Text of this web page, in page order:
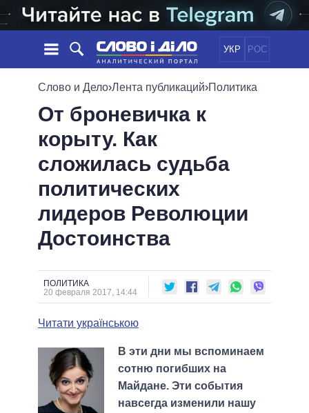
УКР РОС
НОВОСТИ
ЛЕНТА
СОБЫТИЯ
СТАТЬИ
ОБЗОРЫ
ДАЙДЖЕСТЫ
ПОЛИТИКА
ОБЩЕСТВО
МИР
ОБЕЩАНИЯ
ПОЛИТИКИ
ПРЕЗИДЕНТ И ОФИС
ВЕРХОВНАЯ РАДА
КАБИНЕТ МИНИСТРОВ
МЭРЫ
ВСЕ ПЕРСОНЫ
ИНФОГРАФИКА
ВИДЕО
ПОДДЕРЖАТЬ
СРАВНЕНИЕ ПОЛИТИКОВ
Слово и Дело›Лента публикаций›Политика
От броневичка к
корыту. Как
сложилась судьба
политических
лидеров Революции
Достоинства
ПОЛИТИКА
20 февраля 2017, 14:44
Читати українською
В эти дни мы вспоминаем
сотню погибших на
Майдане. Эти события
навсегда изменили нашу